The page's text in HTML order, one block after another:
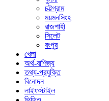
চট্টগ্রাম
ময়মনসিংহ
রাজশাহী
সিলেট
রংপুর
খেলা
অর্থ-বাণিজ্য
তথ্য-প্রযুক্তি
বিনোদন
লাইফস্টাইল